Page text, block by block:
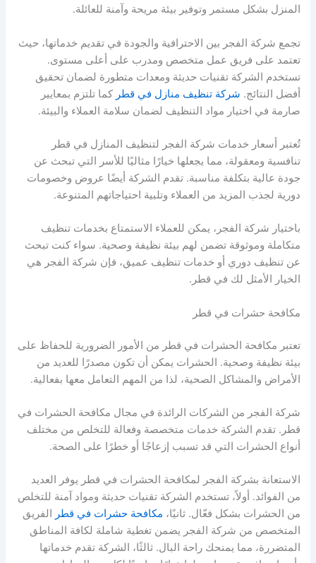
المنزل بشكل مستمر وتوفير بيئة مريحة وآمنة للعائلة.
تجمع شركة الفجر بين الاحترافية والجودة في تقديم خدماتها، حيث
تعتمد على فريق عمل متخصص ومدرب على أعلى مستوى.
تستخدم الشركة تقنيات حديثة ومعدات متطورة لضمان تحقيق
أفضل النتائج. شركة تنظيف منازل في قطر كما تلتزم بمعايير
صارمة في اختيار مواد التنظيف لضمان سلامة العملاء والبيئة.
تُعتبر أسعار خدمات شركة الفجر لتنظيف المنازل في قطر
تنافسية ومعقولة، مما يجعلها خيارًا مثاليًا للأسر التي تبحث عن
جودة عالية بتكلفة مناسبة. تقدم الشركة أيضًا عروض وخصومات
دورية لجذب المزيد من العملاء وتلبية احتياجاتهم المتنوعة.
باختيار شركة الفجر، يمكن للعملاء الاستمتاع بخدمات تنظيف
متكاملة وموثوقة تضمن لهم بيئة نظيفة وصحية. سواء كنت تبحث
عن تنظيف دوري أو خدمات تنظيف عميق، فإن شركة الفجر هي
الخيار الأمثل لك في قطر.
مكافحة حشرات في قطر
تعتبر مكافحة الحشرات في قطر من الأمور الضرورية للحفاظ على
بيئة نظيفة وصحية. الحشرات يمكن أن تكون مصدرًا للعديد من
الأمراض والمشاكل الصحية، لذا من المهم التعامل معها بفعالية.
شركة الفجر من الشركات الرائدة في مجال مكافحة الحشرات في
قطر. تقدم الشركة خدمات متخصصة وفعالة للتخلص من مختلف
أنواع الحشرات التي قد تسبب إزعاجًا أو خطرًا على الصحة.
الاستعانة بشركة الفجر لمكافحة الحشرات في قطر يوفر العديد
من الفوائد. أولاً، تستخدم الشركة تقنيات حديثة ومواد آمنة للتخلص
من الحشرات بشكل فعّال. ثانيًا، مكافحة حشرات في قطر الفريق
المتخصص من شركة الفجر يضمن تغطية شاملة لكافة المناطق
المتضررة، مما يمنحك راحة البال. ثالثًا، الشركة تقدم خدماتها